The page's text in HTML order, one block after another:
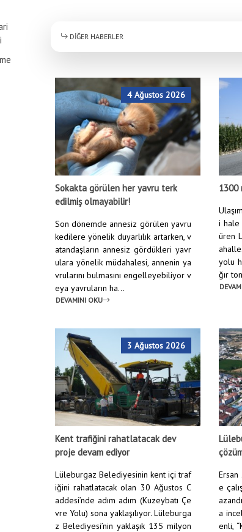
DİĞER HABERLER
4 Ağustos 2026
Sokakta görülen her yavru terk
edilmiş olmayabilir!
Son dönemde annesiz görülen yavru
kedilere yönelik duyarlılık artarken, v
atandaşların annesiz gördükleri yavr
ulara yönelik müdahalesi, annenin ya
vrularını bulmasını engelleyebiliyor v
eya yavruların ha...
DEVAMINI OKU
1300
i hale
üren
yolu
ğır
3 Ağustos 2026
Kent trafiğini rahatlatacak dev
proje devam ediyor
Lüleburgaz Belediyesinin kent içi traf
iğini rahatlatacak olan 30 Ağustos C
addesi’nde adım adım (Kuzeybatı Çe
vre Yolu) sona yaklaşılıyor. Lüleburga
z Belediyesi’nin yaklaşık 135 milyon
e
a
enli,